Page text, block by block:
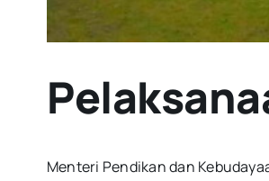
Menteri Pendikan dan